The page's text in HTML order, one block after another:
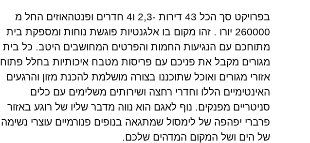
בפרויקט סך הכל 43 דירות -2,3 ו4 חדרים ופנטהאוזים החל מ
260000 יורו . זהו מקום בו אלגנטיות פוגשת נוחות ומספקת בית
מתוחכם עם הנגיעות החמות והפרטים המחושבים היטב. כל בית
מגורים מקבל את פניכם עם פריסות מטבח איכותיות בחלל פתוח,
אזורי מגורים ואוכל שתוכננו בצורה מושלמת להכנת מזון והרגעים
האינטימיים הללו וחדרי רחצה ושירותים משלימים עם כלים
סניטריים מפנקים. נוף לאגם הוא נווה מדבר שליו של רוגע באזור
פרברי יפהפה של לימסול שמתגאה בנופים פנורמיים עוצרי נשימה
של הים ושל המקום המדהים שלכם.